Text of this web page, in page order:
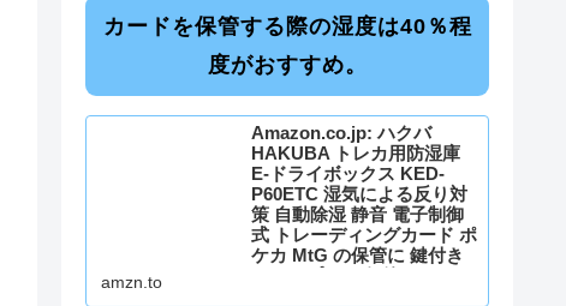
カードを保管する際の湿度は40％程
度がおすすめ。
Amazon.co.jp: ハクバ
HAKUBA トレカ用防湿庫
E-ドライボックス KED-
P60ETC 湿気による反り対
策 自動除湿 静音 電子制御
式 トレーディングカード ポ
ケカ MtG の保管に 鍵付き
amzn.to